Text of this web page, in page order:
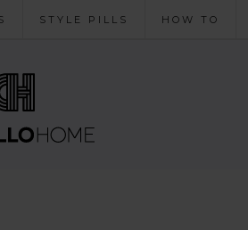
STYLE PILLS HOW TO